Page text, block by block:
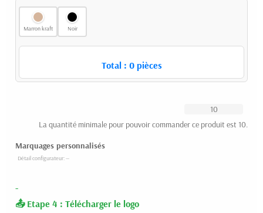
Marron kraft Noir
Total : 0pièces
La quantité minimale pour pouvoir commander ce produit est 10.
Marquages personnalisés
-
Etape 4 : Télécharger le logo